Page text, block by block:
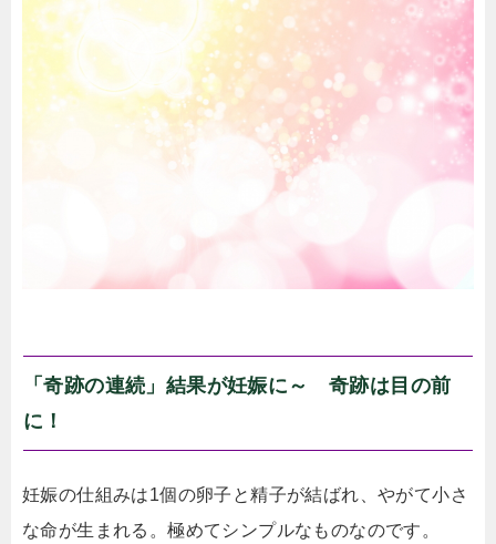
「奇跡の連続」結果が妊娠に～ 奇跡は目の前
に！
妊娠の仕組みは1個の卵子と精子が結ばれ、やがて小さ
な命が生まれる。極めてシンプルなものなのです。